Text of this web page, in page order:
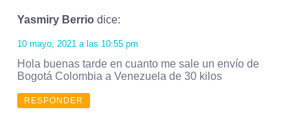
Yasmiry Berrio dice:
10 mayo, 2021 a las 10:55 pm
Hola buenas tarde en cuanto me sale un envío de
Bogotá Colombia a Venezuela de 30 kilos
RESPONDER